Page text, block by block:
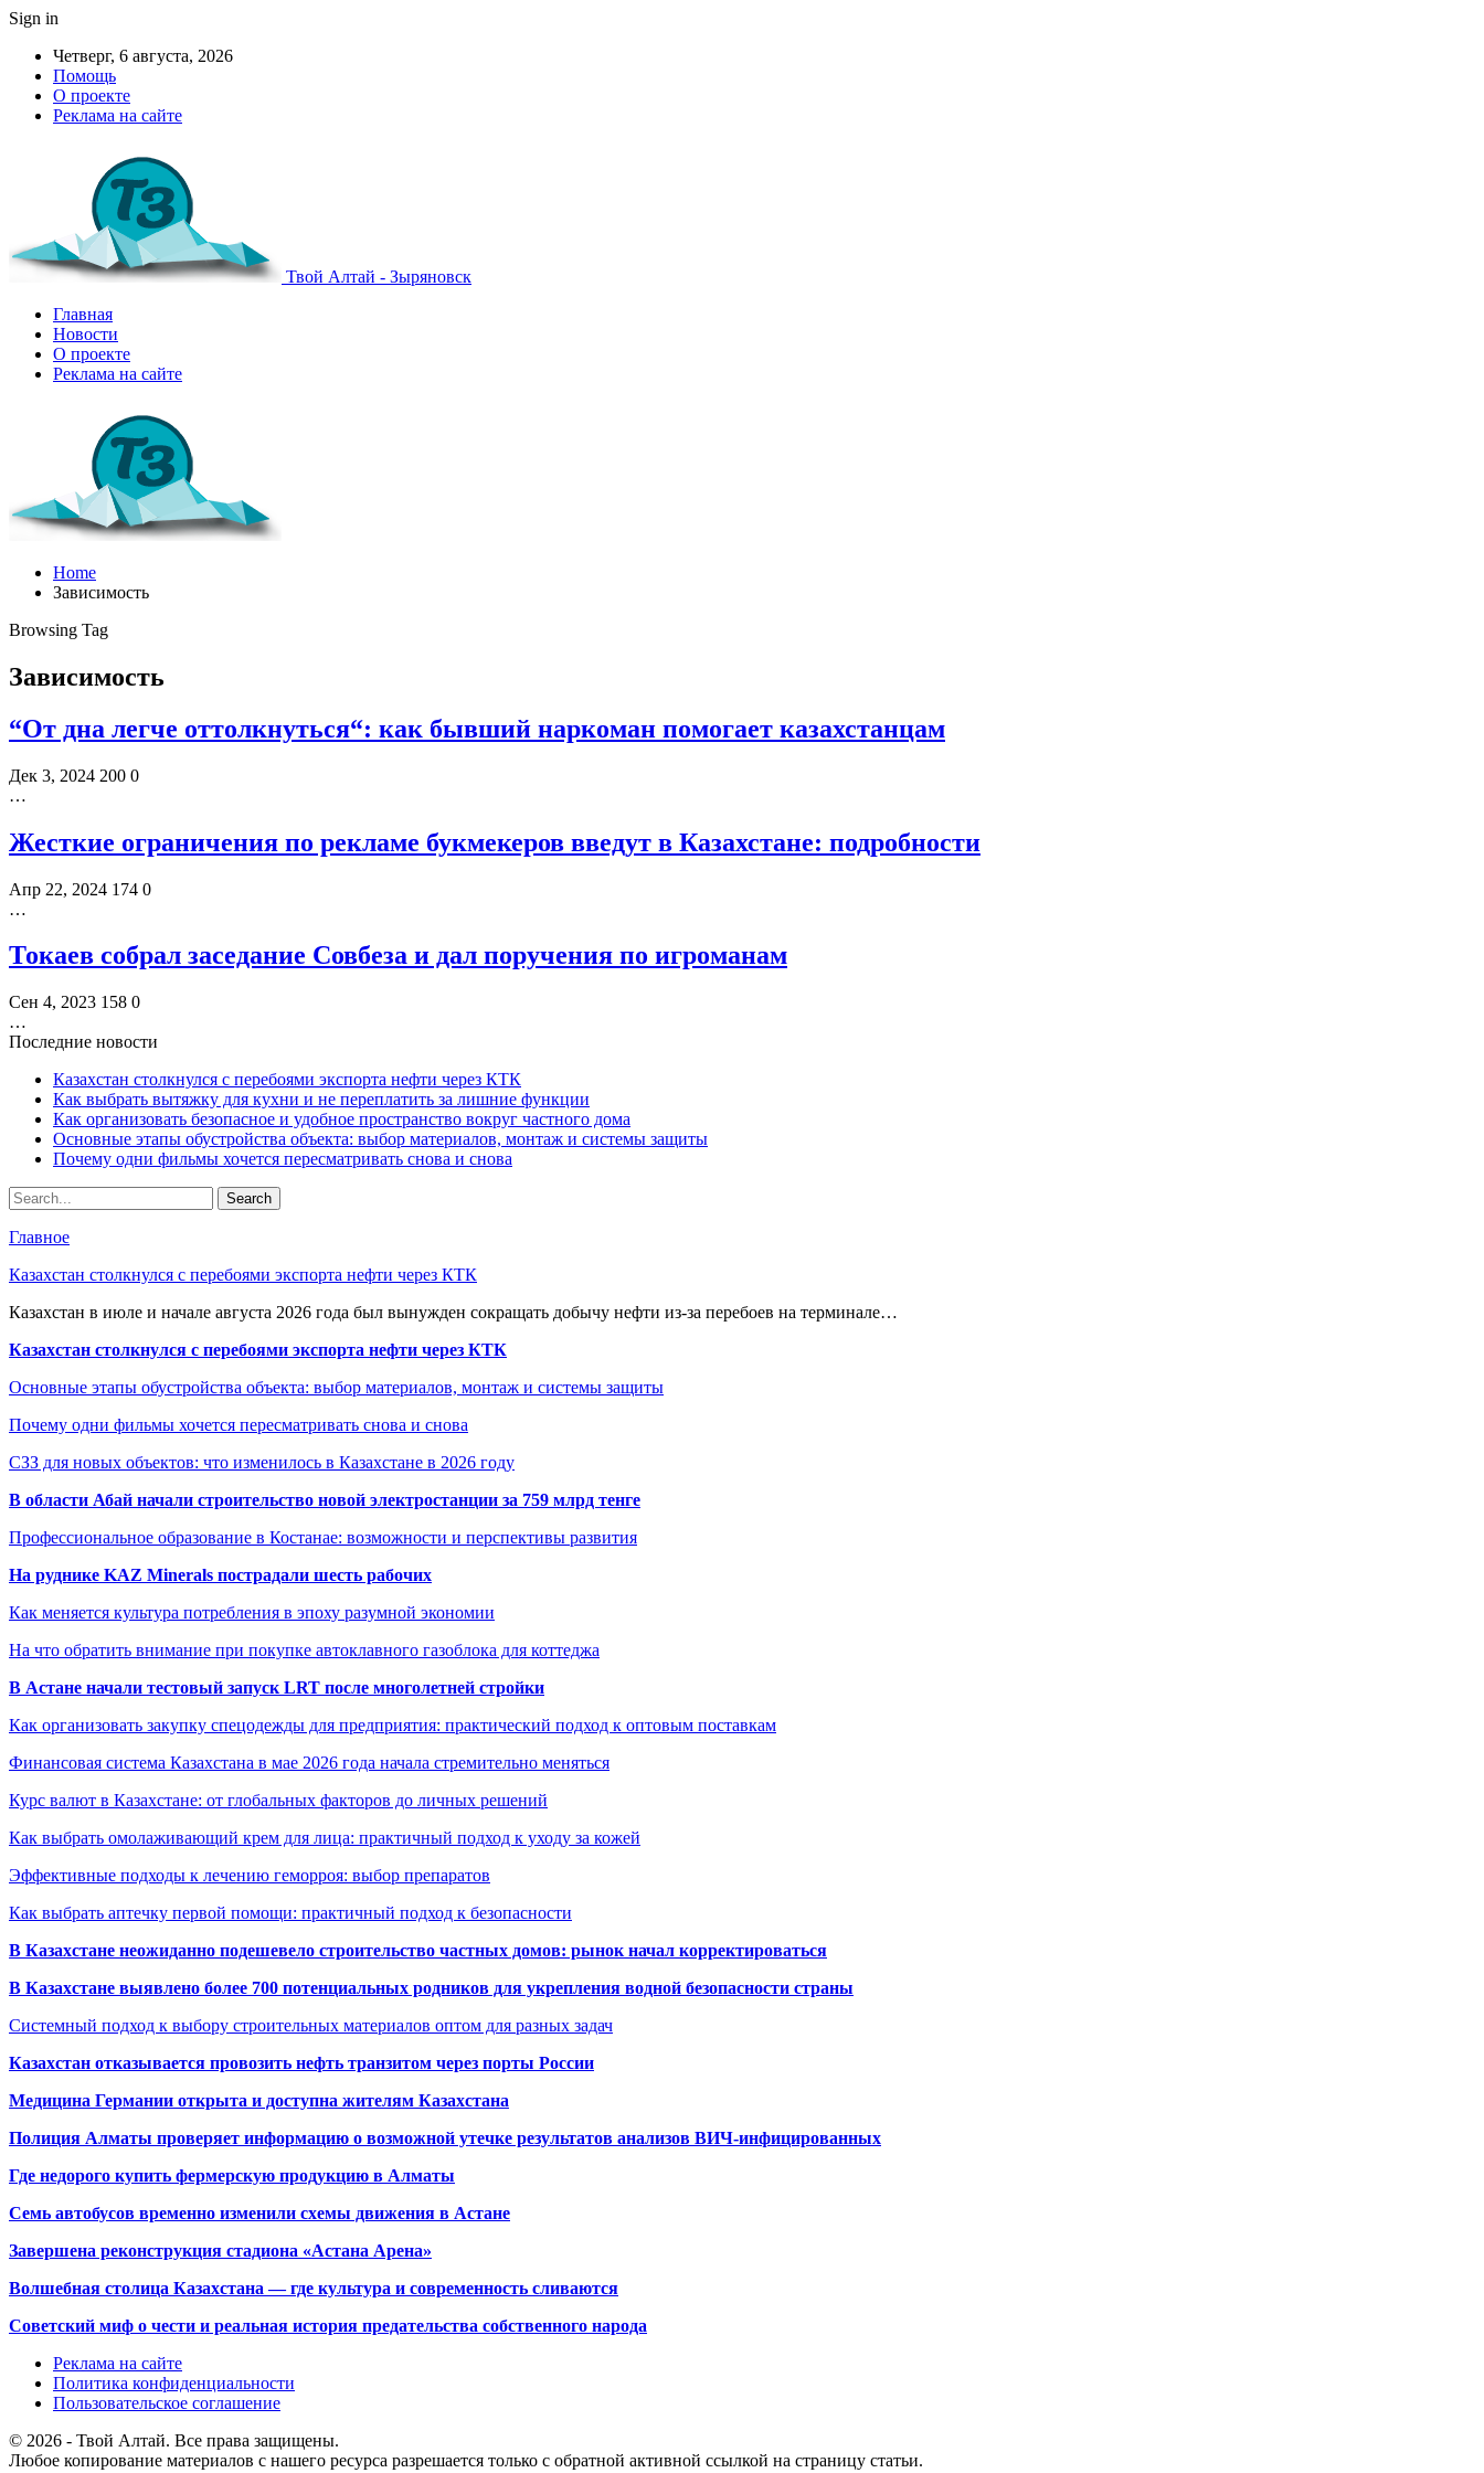
Sign in
Четверг, 6 августа, 2026
Помощь
О проекте
Реклама на сайте
Твой Алтай - Зыряновск
Главная
Новости
О проекте
Реклама на сайте
Home
Зависимость
Browsing Tag
Зависимость
“От дна легче оттолкнуться“: как бывший наркоман помогает казахстанцам
Дек 3, 2024 200 0
…
Жесткие ограничения по рекламе букмекеров введут в Казахстане: подробности
Апр 22, 2024 174 0
…
Токаев собрал заседание Совбеза и дал поручения по игроманам
Сен 4, 2023 158 0
…
Последние новости
Казахстан столкнулся с перебоями экспорта нефти через КТК
Как выбрать вытяжку для кухни и не переплатить за лишние функции
Как организовать безопасное и удобное пространство вокруг частного дома
Основные этапы обустройства объекта: выбор материалов, монтаж и системы защиты
Почему одни фильмы хочется пересматривать снова и снова
Главное
Казахстан столкнулся с перебоями экспорта нефти через КТК
Казахстан в июле и начале августа 2026 года был вынужден сокращать добычу нефти из-за перебоев на терминале…
Казахстан столкнулся с перебоями экспорта нефти через КТК
Основные этапы обустройства объекта: выбор материалов, монтаж и системы защиты
Почему одни фильмы хочется пересматривать снова и снова
СЗЗ для новых объектов: что изменилось в Казахстане в 2026 году
В области Абай начали строительство новой электростанции за 759 млрд тенге
Профессиональное образование в Костанае: возможности и перспективы развития
На руднике KAZ Minerals пострадали шесть рабочих
Как меняется культура потребления в эпоху разумной экономии
На что обратить внимание при покупке автоклавного газоблока для коттеджа
В Астане начали тестовый запуск LRT после многолетней стройки
Как организовать закупку спецодежды для предприятия: практический подход к оптовым поставкам
Финансовая система Казахстана в мае 2026 года начала стремительно меняться
Курс валют в Казахстане: от глобальных факторов до личных решений
Как выбрать омолаживающий крем для лица: практичный подход к уходу за кожей
Эффективные подходы к лечению геморроя: выбор препаратов
Как выбрать аптечку первой помощи: практичный подход к безопасности
В Казахстане неожиданно подешевело строительство частных домов: рынок начал корректироваться
В Казахстане выявлено более 700 потенциальных родников для укрепления водной безопасности страны
Системный подход к выбору строительных материалов оптом для разных задач
Казахстан отказывается провозить нефть транзитом через порты России
Медицина Германии открыта и доступна жителям Казахстана
Полиция Алматы проверяет информацию о возможной утечке результатов анализов ВИЧ-инфицированных
Где недорого купить фермерскую продукцию в Алматы
Семь автобусов временно изменили схемы движения в Астане
Завершена реконструкция стадиона «Астана Арена»
Волшебная столица Казахстана — где культура и современность сливаются
Советский миф о чести и реальная история предательства собственного народа
Реклама на сайте
Политика конфиденциальности
Пользовательское соглашение
© 2026 - Твой Алтай. Все права защищены.
Любое копирование материалов с нашего ресурса разрешается только с обратной активной ссылкой на страницу статьи.